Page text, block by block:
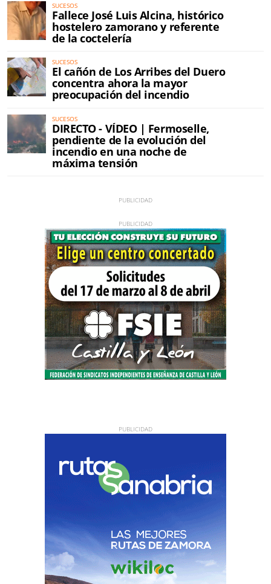
SUCESOS
Fallece José Luis Alcina, histórico
hostelero zamorano y referente
de la coctelería
SUCESOS
El cañón de Los Arribes del Duero
concentra ahora la mayor
preocupación del incendio
SUCESOS
DIRECTO - VÍDEO | Fermoselle,
pendiente de la evolución del
incendio en una noche de
máxima tensión